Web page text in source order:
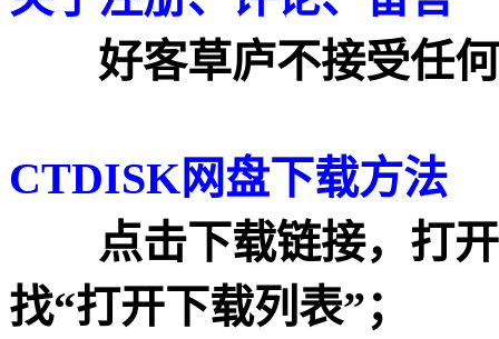
好客草庐不接受任何
CTDISK网盘下载方法
点击下载链接，打开
找“打开下载列表”；